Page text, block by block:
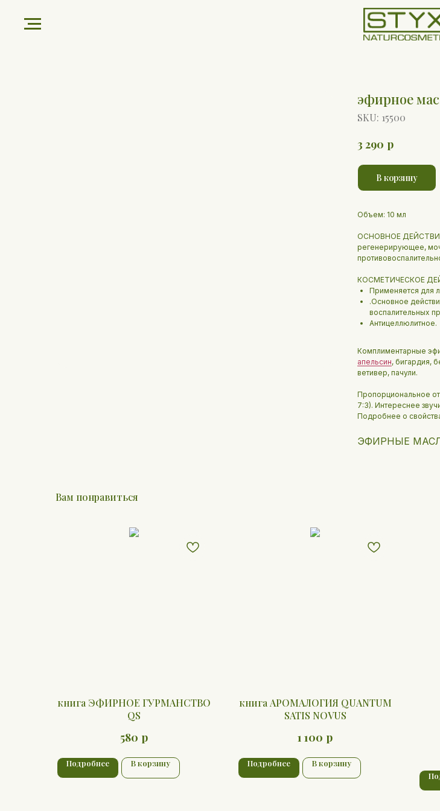
эфирное
SKU: 15500
3 290 р
В корзину
Объем: 10 мл
ОСНОВНОЕ
регенерирующее,
КОСМЕТИЧЕСКОЕ
Применяется для
.Основное
воспалительных
Антицеллюлитное.
Комплиментарные
апельсин, бигардия,
ветивер, пачули.
Пропорциональное
7:3). Интереснее
Подробнее о
ЭФИРНЫЕ
Вам понравиться
книга ЭФИРНОЕ ГУРМАНСТВО
QS
580 р
Подробнее В корзину
книга АРОМАЛОГИЯ QUANTUM
SATIS NOVUS
1 100 р
Подробнее В корзину